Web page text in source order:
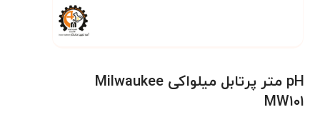
pH متر پرتابل میلواکی Milwaukee
MW۱۰۱